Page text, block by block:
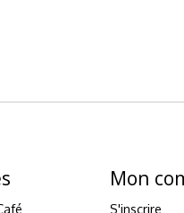
Mon
S'inscrire